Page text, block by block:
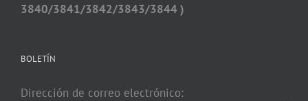
3840/3841/3842/3843/3844 )
BOLETÍN
Dirección de correo electrónico: